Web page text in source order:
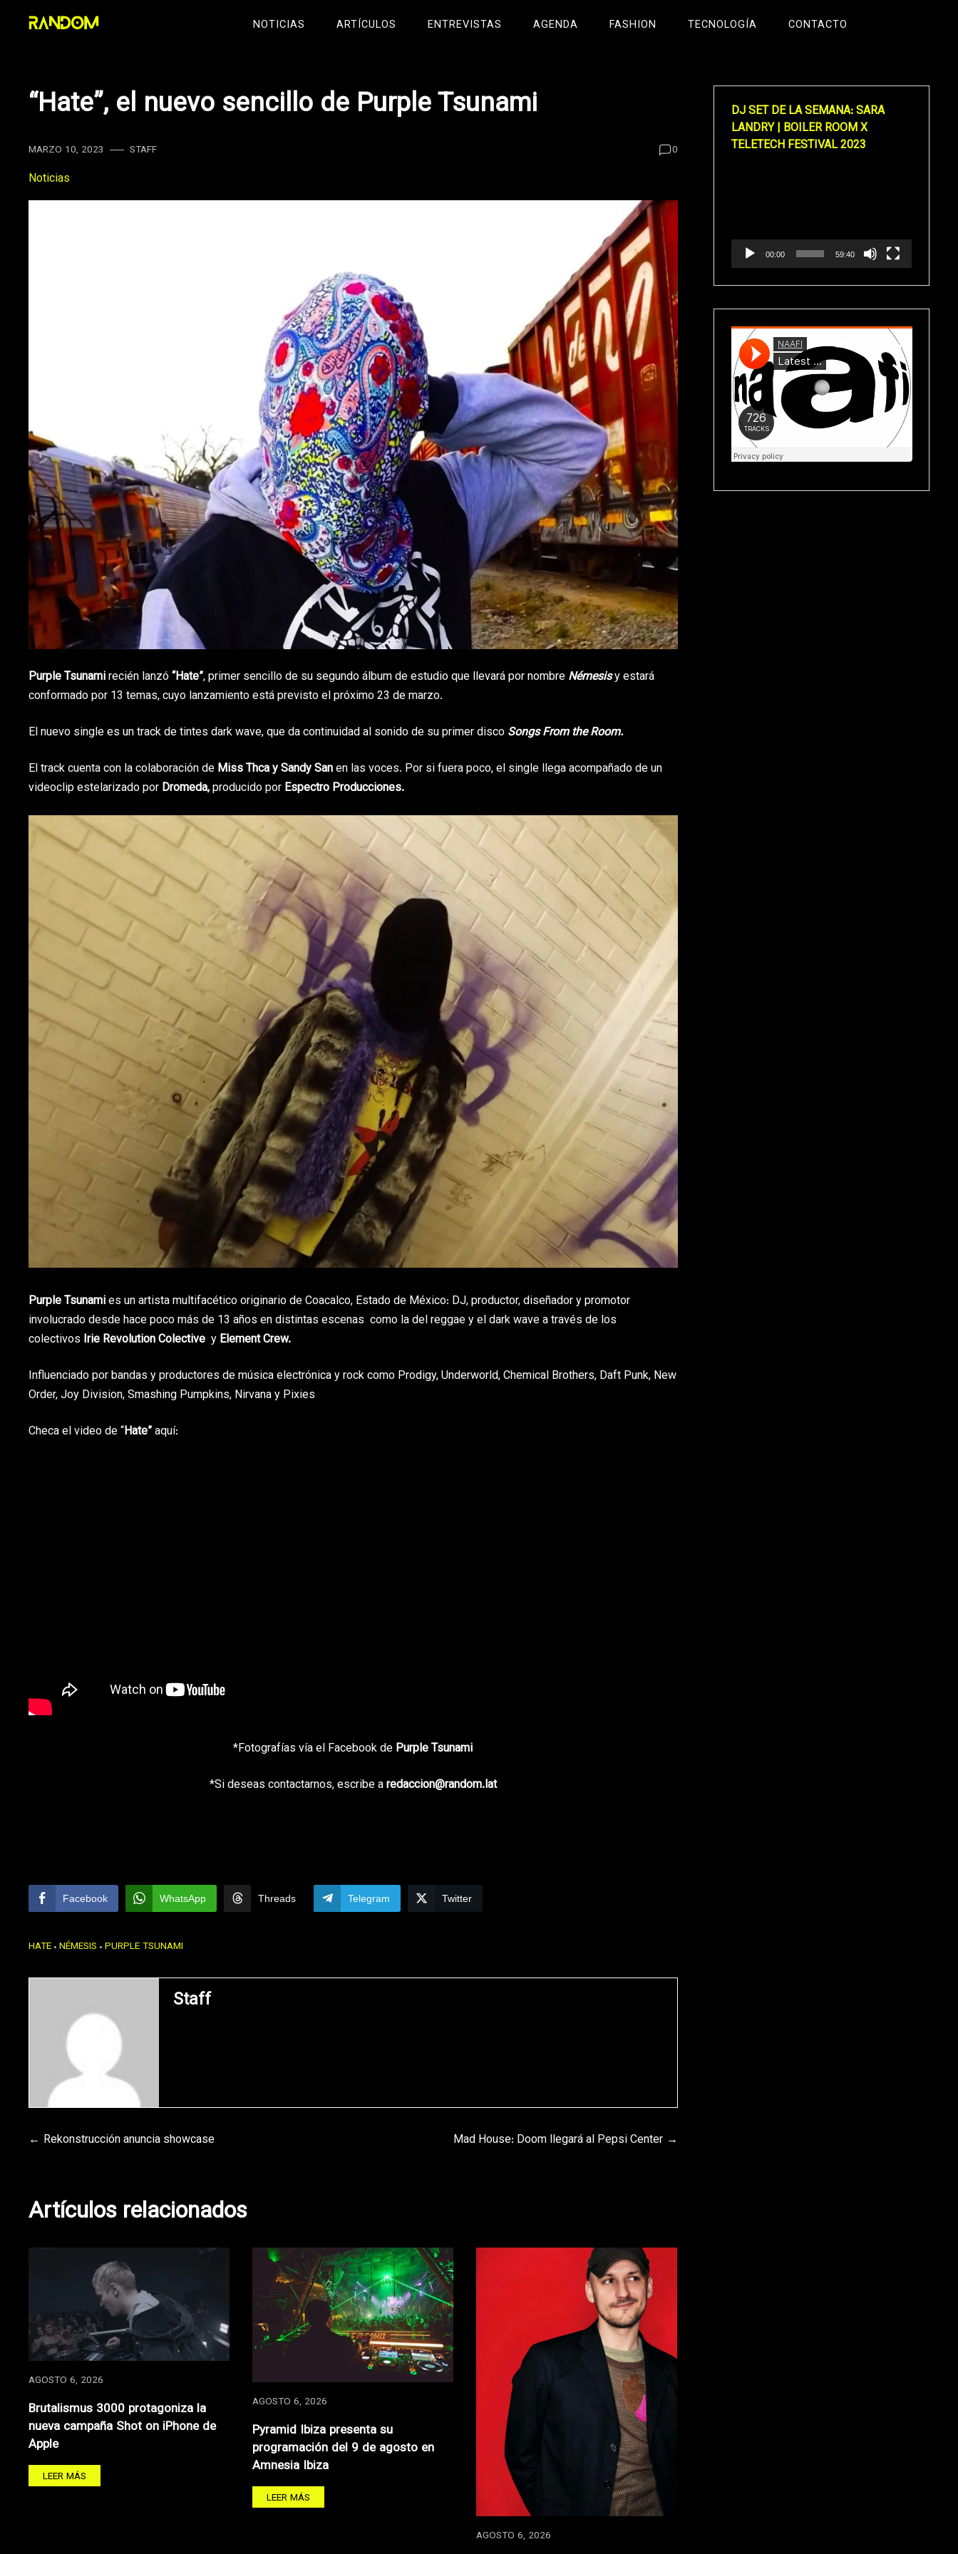
NOTICIAS ARTÍCULOS ENTREVISTAS AGENDA FASHION TECNOLOGÍA CONTACTO
“Hate”, el nuevo sencillo de Purple Tsunami
MARZO 10, 2023 STAFF 0
Noticias
Purple Tsunamirecién lanzó“Hate”, primer sencillo de su segundo álbum de estudio que llevará por nombre Némesisy estará
conformado por 13 temas, cuyo lanzamiento está previsto el próximo 23 de marzo.
El nuevo single es un track de tintes dark wave, que da continuidad al sonido de su primer disco Songs From the Room.
El track cuenta con la colaboración de Miss Thcay Sandy Sanen las voces. Por si fuera poco, el single llega acompañado de un
videoclip estelarizado por Dromeda,producido por Espectro Producciones.
Purple Tsunamies un artista multifacético originario de Coacalco, Estado de México: DJ, productor, diseñador y promotor
involucrado desde hace poco más de 13 años en distintas escenas como la del reggae y el dark wave a través de los
colectivos Irie Revolution Colective y Element Crew.
Influenciado por bandas y productores de música electrónica y rock como Prodigy, Underworld, Chemical Brothers, Daft Punk, New
Order, Joy Division, Smashing Pumpkins, Nirvana y Pixies
Checa el video de “Hate”aquí:
*Fotografías vía el Facebook de Purple Tsunami
*Si deseas contactarnos, escribe aredaccion@random.lat
Facebook WhatsApp Threads Telegram Twitter
HATE NÉMESIS PURPLE TSUNAMI
Staff
Navegación
entradas
Rekonstrucción anuncia showcase Mad House: Doom llegará al Pepsi Center
Artículos relacionados
AGOSTO 6, 2026
Brutalismus 3000 protagoniza la
nueva campaña Shot on iPhone de
Apple
LEER MÁS
AGOSTO 6, 2026
Pyramid Ibiza presenta su
programación del 9 de agosto en
Amnesia Ibiza
LEER MÁS
AGOSTO 6, 2026
DJ SET DE LA SEMANA: SARA
LANDRY | BOILER ROOM X
TELETECH FESTIVAL 2023
00:00 59:40